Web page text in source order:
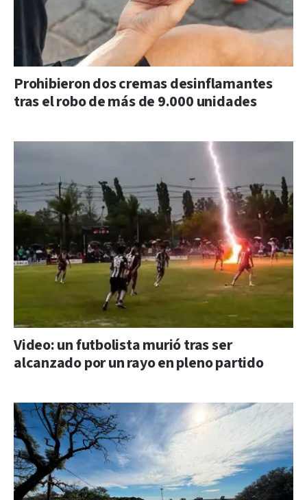
Prohibieron dos cremas desinflamantes
tras el robo de más de 9.000 unidades
Video: un futbolista murió tras ser
alcanzado por un rayo en pleno partido